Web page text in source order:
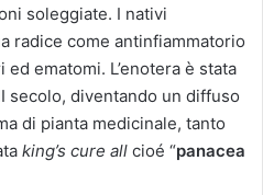
soleggiate. I nativi
radice come antinfiammatorio
ematomi. L’enotera è stata
secolo, diventando un diffuso
di pianta medicinale, tanto
king’s cure all cioé “panacea